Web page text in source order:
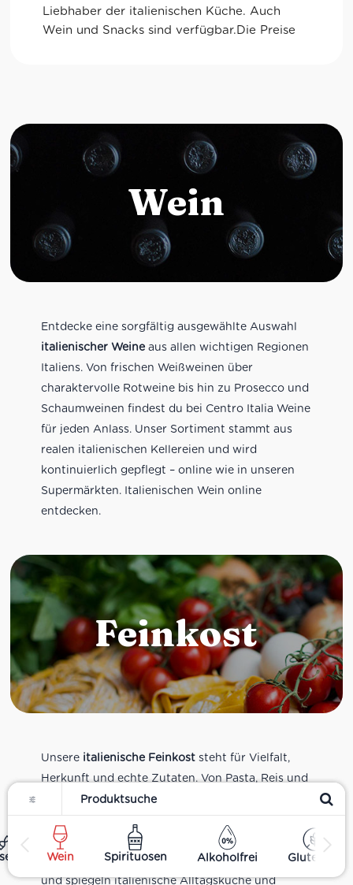
Wein Spirituosen Alkoholfrei Glutenfrei
glutenfreie Optionen.
Wein
Entdecke eine sorgfältig ausgewählte Auswahl
italienischer Weineaus allen wichtigen Regionen
Italiens. Von frischen Weißweinen über
charaktervolle Rotweine bis hin zu Prosecco und
Schaumweinen findest du bei Centro Italia Weine
für jeden Anlass. Unser Sortiment stammt aus
realen italienischen Kellereien und wird
kontinuierlich gepflegt – online wie in unseren
Supermärkten. Italienischen Wein online
entdecken.
Feinkost
Unsere italienische Feinkoststeht für Vielfalt,
Herkunft und echte Zutaten. Von Pasta, Reis und
Tomatensaucen über Olivenöl, Antipasti und
Pesto bis zu Balsamico und Spezialitäten aus
verschiedenen Regionen Italiens. Alle Produkte
sind Teil unseres realen Supermarkt-Sortiments
und spiegeln italienische Alltagsküche und